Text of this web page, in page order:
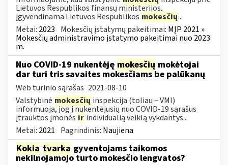
Lietuvos Respublikos finansų ministerijos,
įgyvendinama Lietuvos Respublikos mokesčių...
Metai: 2023 Mokesčių įstatymų pakeitimai: MĮP 2021 »
Mokesčių administravimo įstatymo pakeitimai nuo 2023
m.
Nuo COVID-19 nukentėję mokesčių mokėtojai
dar turi tris savaites mokesčiams be palūkanų
Web turinio sąrašas 2021-08-10
Valstybinė mokesčių inspekcija (toliau – VMI)
informuoja, jog į nukentėjusių nuo COVID-19 sąrašus
įtrauktos įmonės ir individualią veiklą vykdantys...
Metai: 2021 Pagrindinis: Naujiena
Kokia tvarka gyventojams taikomos
nekilnojamojo turto mokesčio lengvatos?